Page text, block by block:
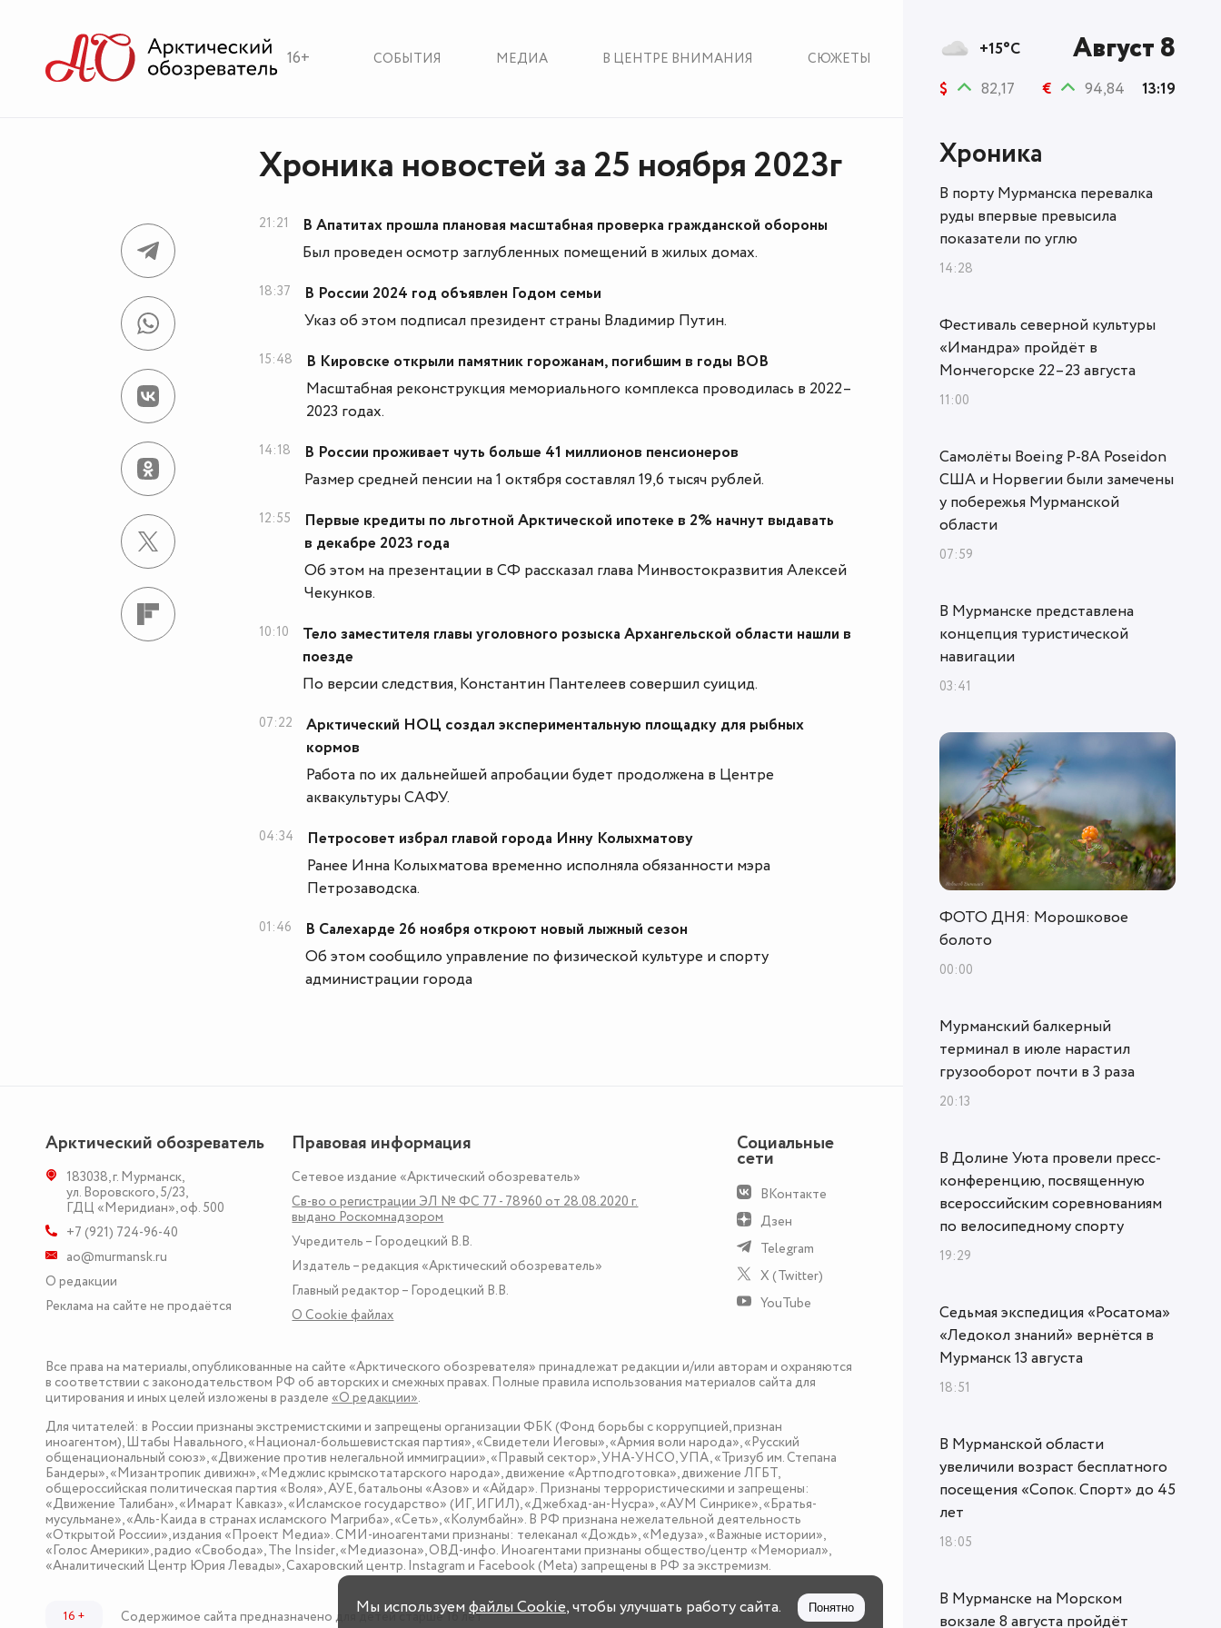
16+ СОБЫТИЯ МЕДИА В ЦЕНТРЕ ВНИМАНИЯ СЮЖЕТЫ
Хроника новостей за 25 ноября 2023г
21:21
В Апатитах прошла плановая масштабная проверка гражданской обороны
Был проведен осмотр заглубленных помещений в жилых домах.
18:37
В России 2024 год объявлен Годом семьи
Указ об этом подписал президент страны Владимир Путин.
15:48
В Кировске открыли памятник горожанам, погибшим в годы ВОВ
Масштабная реконструкция мемориального комплекса проводилась в 2022–
2023 годах.
14:18
В России проживает чуть больше 41 миллионов пенсионеров
Размер средней пенсии на 1 октября составлял 19,6 тысяч рублей.
12:55
Первые кредиты по льготной Арктической ипотеке в 2% начнут выдавать
в декабре 2023 года
Об этом на презентации в СФ рассказал глава Минвостокразвития Алексей
Чекунков.
10:10
Тело заместителя главы уголовного розыска Архангельской области нашли в
поезде
По версии следствия, Константин Пантелеев совершил суицид.
07:22
Арктический НОЦ создал экспериментальную площадку для рыбных
кормов
Работа по их дальнейшей апробации будет продолжена в Центре
аквакультуры САФУ.
04:34
Петросовет избрал главой города Инну Колыхматову
Ранее Инна Колыхматова временно исполняла обязанности мэра
Петрозаводска.
01:46
В Салехарде 26 ноября откроют новый лыжный сезон
Об этом сообщило управление по физической культуре и спорту
администрации города
Арктический обозреватель
183038,г. Мурманск,
ул. Воровского, 5/23,
ГДЦ «Меридиан», оф. 500
+7 (921) 724-96-40
ao@murmansk.ru
О редакции
Реклама на сайте не продаётся
Правовая информация
Сетевое издание «Арктический обозреватель»
Св-во о регистрации ЭЛ № ФС 77 - 78960 от 28.08.2020 г.
выдано Роскомнадзором
Учредитель – Городецкий В.В.
Издатель – редакция «Арктический обозреватель»
Главный редактор – Городецкий В.В.
О Сookie файлах
Социальные
сети
ВКонтакте
Дзен
Telegram
X (Twitter)
YouTube
Все права на материалы, опубликованные на сайте «Арктического обозревателя» принадлежат редакции и/или авторам и охраняются
в соответствии с законодательством РФ об авторских и смежных правах. Полные правила использования материалов сайта для
цитирования и иных целей изложены в разделе«О редакции».
Для читателей: в России признаны экстремистскими и запрещены организации ФБК (Фонд борьбы с коррупцией, признан
иноагентом), Штабы Навального, «Национал-большевистская партия», «Свидетели Иеговы», «Армия воли народа», «Русский
общенациональный союз», «Движение против нелегальной иммиграции», «Правый сектор», УНА-УНСО, УПА, «Тризуб им. Степана
Бандеры», «Мизантропик дивижн», «Меджлис крымскотатарского народа», движение «Артподготовка», движение ЛГБТ,
общероссийская политическая партия «Воля», АУЕ, батальоны «Азов» и «Айдар». Признаны террористическими и запрещены:
«Движение Талибан», «Имарат Кавказ», «Исламское государство» (ИГ, ИГИЛ), «Джебхад-ан-Нусра», «АУМ Синрике», «Братья-
мусульмане», «Аль-Каида в странах исламского Магриба», «Сеть», «Колумбайн». В РФ признана нежелательной деятельность
«Открытой России», издания «Проект Медиа». СМИ-иноагентами признаны: телеканал «Дождь», «Медуза», «Важные истории»,
«Голос Америки», радио «Свобода», The Insider, «Медиазона», ОВД-инфо. Иноагентами признаны общество/центр «Мемориал»,
«Аналитический Центр Юрия Левады», Сахаровский центр. Instagram и Facebook (Metа) запрещены в РФ за экстремизм.
16 + Содержимое сайта предназначено для детей старше 16 лет
+15°C Август 8
$ 82,17 € 94,84 13:19
Хроника
В порту Мурманска перевалка
руды впервые превысила
показатели по углю
14:28
Фестиваль северной культуры
«Имандра» пройдёт в
Мончегорске 22–23 августа
11:00
Самолёты Boeing P-8A Poseidon
США и Норвегии были замечены
у побережья Мурманской
области
07:59
В Мурманске представлена
концепция туристической
навигации
03:41
ФОТО ДНЯ: Морошковое
болото
00:00
Мурманский балкерный
терминал в июле нарастил
грузооборот почти в 3 раза
20:13
В Долине Уюта провели пресс-
конференцию, посвященную
всероссийским соревнованиям
по велосипедному спорту
19:29
Седьмая экспедиция «Росатома»
«Ледокол знаний» вернётся в
Мурманск 13 августа
18:51
В Мурманской области
увеличили возраст бесплатного
посещения «Сопок. Спорт» до 45
лет
18:05
В Мурманске на Морском
вокзале 8 августа пройдёт
Мы используем файлы Cookie, чтобы улучшать работу сайта. Понятно